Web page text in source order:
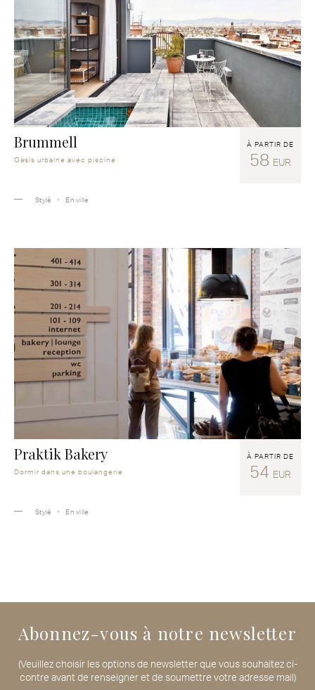
Brummell
Oasis urbaine avec piscine
À PARTIR DE
58 EUR
Stylé En ville
Praktik Bakery
Dormir dans une boulangerie
À PARTIR DE
54 EUR
Stylé En ville
Abonnez-vous à notre newsletter
(Veuillez choisir les options de newsletter que vous souhaitez ci-
contre avant de renseigner et de soumettre votre adresse mail)